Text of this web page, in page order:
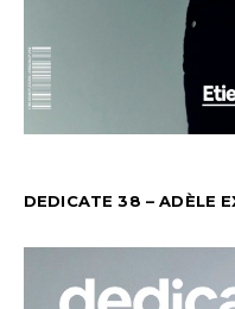
DEDICATE 38 – ADÈLE